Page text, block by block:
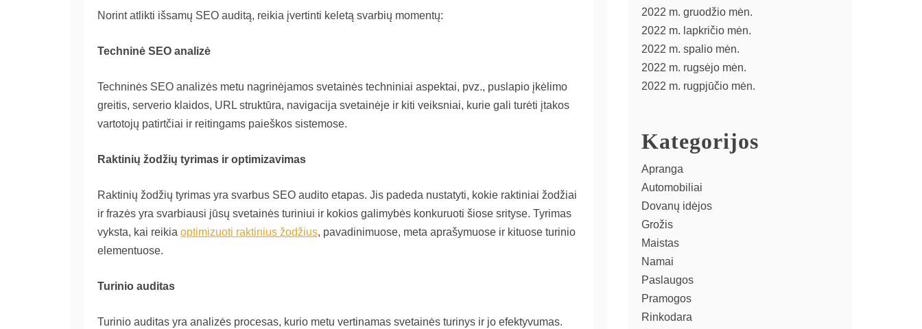
Norint atlikti išsamų SEO auditą, reikia įvertinti keletą svarbių momentų:
Techninė SEO analizė
Techninės SEO analizės metu nagrinėjamos svetainės techniniai aspektai, pvz., puslapio įkėlimo
greitis, serverio klaidos, URL struktūra, navigacija svetainėje ir kiti veiksniai, kurie gali turėti įtakos
vartotojų patirtčiai ir reitingams paieškos sistemose.
Raktinių žodžių tyrimas ir optimizavimas
Raktinių žodžių tyrimas yra svarbus SEO audito etapas. Jis padeda nustatyti, kokie raktiniai žodžiai
ir frazės yra svarbiausi jūsų svetainės turiniui ir kokios galimybės konkuruoti šiose srityse. Tyrimas
vyksta, kai reikia optimizuoti raktinius žodžius, pavadinimuose, meta aprašymuose ir kituose turinio
elementuose.
Turinio auditas
Turinio auditas yra analizės procesas, kurio metu vertinamas svetainės turinys ir jo efektyvumas.
2022 m. gruodžio mėn.
2022 m. lapkričio mėn.
2022 m. spalio mėn.
2022 m. rugsėjo mėn.
2022 m. rugpjūčio mėn.
Kategorijos
Apranga
Automobiliai
Dovanų idėjos
Grožis
Maistas
Namai
Paslaugos
Pramogos
Rinkodara